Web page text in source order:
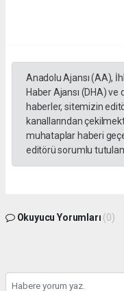
Anadolu Ajansı (AA),
Haber Ajansı (DHA)
haberler, sitemizin
kanallarından
muhataplar haberi
editörü sorumlu
Okuyucu Yorumları (0)